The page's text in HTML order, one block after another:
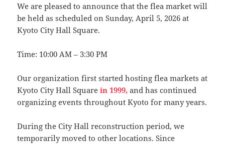
We are pleased to announce that the flea market will
be held as scheduled on Sunday, April 5, 2026 at
Kyoto City Hall Square.
Time: 10:00 AM – 3:30 PM
Our organization first started hosting flea markets at
Kyoto City Hall Squarein 1999, and has continued
organizing events throughout Kyoto for many years.
During the City Hall reconstruction period, we
temporarily moved to other locations. Since